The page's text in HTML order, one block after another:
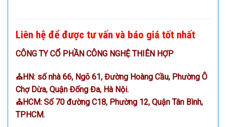
Liên hệ để được tư vấn và báo giá tốt nhất
CÔNG TY CỔ PHẦN CÔNG NGHỆ THIÊN HỢP
⛪HN: số nhà 66, Ngõ 61, Đường Hoàng Cầu, Phường Ô
Chợ Dừa, Quận Đống Đa, Hà Nội.
⛪HCM: Số 70 đường C18, Phường 12, Quận Tân Bình,
TPHCM.